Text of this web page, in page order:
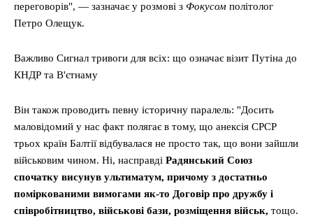
переговорів", — зазначає у розмові з Фокусом політолог
Петро Олещук.
Важливо Сигнал тривоги для всіх: що означає візит Путіна до
КНДР та В'єтнаму
Він також проводить певну історичну паралель: "Досить
маловідомий у нас факт полягає в тому, що анексія СРСР
трьох країн Балтії відбувалася не просто так, що вони зайшли
військовим чином. Ні, насправді Радянський Союз
спочатку висунув ультиматум, причому з достатньо
поміркованими вимогами як-то Договір про дружбу і
співробітництво, військові бази, розміщення військ, тощо.